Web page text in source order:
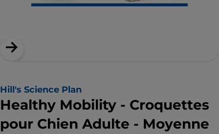
Hill's Science Plan
Healthy Mobility - Croquettes
pour Chien Adulte - Moyenne